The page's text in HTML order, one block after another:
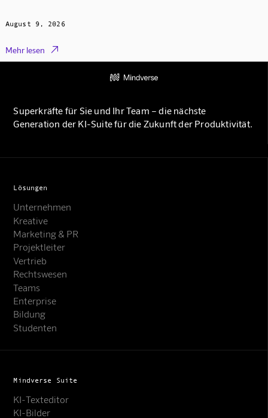
August 9, 2026
Mehr lesen 
Superkräfte für Sie und Ihr Team – die nächste
Generation der KI-Suite für die Zukunft der Produktivität.
Lösungen
Unternehmen
Kreative
Marketing & PR
Projektleiter
Vertrieb
Rechtswesen
Teams
Enterprise
Bildung
Studenten
Mindverse Suite
KI-Texteditor
KI-Bilder